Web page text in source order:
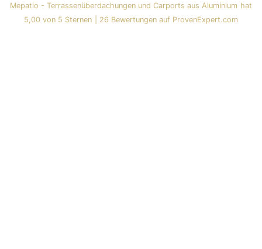
Mepatio - Terrassenüberdachungen und Carports aus Aluminium hat
5,00 von 5 Sternen 26 Bewertungen auf ProvenExpert.com